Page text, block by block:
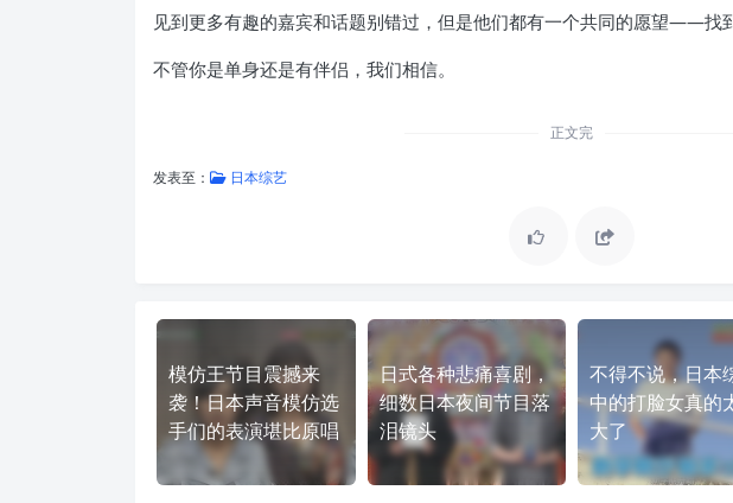
见到更多有趣的嘉宾和话题别错过，但是他们都有一个共同的愿望——找
不管你是单身还是有伴侣，我们相信。
正文完
发表至： 日本综艺
模仿王节目震撼来
袭！日本声音模仿选
手们的表演堪比原唱
日式各种悲痛喜剧，
细数日本夜间节目落
泪镜头
不得不说，日本
中的打脸女真的
大了